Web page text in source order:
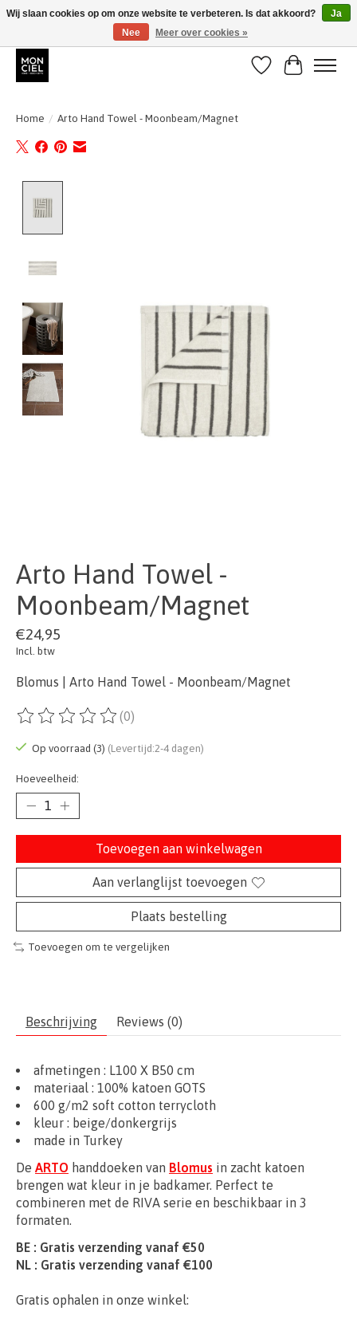
BE + NL : GRATIS VERZENDING van 31/07 t;e.m. 17/8
Verlanglijst
Home / Arto Hand Towel - Moonbeam/Magnet
Arto Hand Towel -
Moonbeam/Magnet
€24,95
Incl. btw
Blomus | Arto Hand Towel - Moonbeam/Magnet
De beoordeling van dit product is
(0)
Op voorraad (3) (Levertijd:2-4 dagen)
Hoeveelheid:
Toevoegen aan winkelwagen
Aan verlanglijst toevoegen
Plaats bestelling
Toevoegen om te vergelijken
Beschrijving Reviews (0)
afmetingen : L100 X B50 cm
materiaal : 100% katoen GOTS
600 g/m2 soft cotton terrycloth
kleur : beige/donkergrijs
made in Turkey
De ARTO handdoeken van Blomus in zacht katoen
brengen wat kleur in je badkamer. Perfect te
combineren met de RIVA serie en beschikbaar in 3
formaten.
BE : Gratis verzending vanaf €50
NL : Gratis verzending vanaf €100
Gratis ophalen in onze winkel:
Wij slaan cookies op om onze website te verbeteren. Is dat akkoord?
Ja
Nee
Meer over cookies »